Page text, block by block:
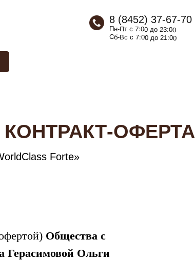
Пн-Пт с7:00 до23:00
Сб-Вс с7:00до21:00
8 (8452) 37-67-70
ОФЕРТА
Forte»
Общества с
Герасимовой Ольги